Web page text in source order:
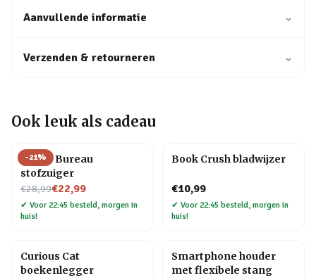
Aanvullende informatie ⌄
Verzenden & retourneren ⌄
Ook leuk als cadeau
-21%
Henry Bureau
stofzuiger
€28,99
Nu voor€22,99
✔ Voor 22:45 besteld, morgen in
huis!
Book Crush bladwijzer
€10,99
✔ Voor 22:45 besteld, morgen in
huis!
Curious Cat
boekenlegger
Smartphone houder
met flexibele stang